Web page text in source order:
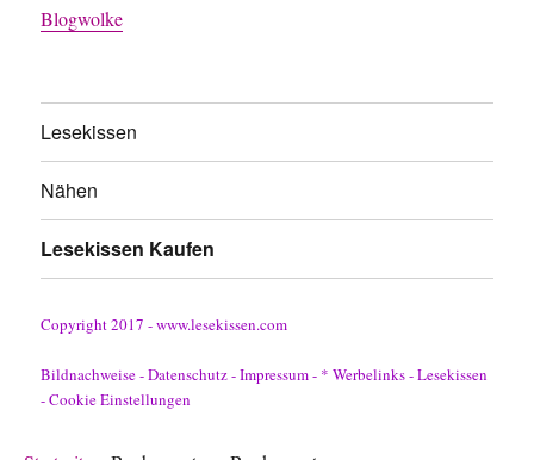
Blogwolke
Lesekissen
Nähen
Lesekissen Kaufen
Copyright 2017 - www.lesekissen.com
Bildnachweise-Datenschutz-Impressum- * Werbelinks-Lesekissen
-Cookie Einstellungen